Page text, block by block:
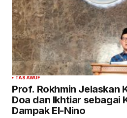
TASAWUF
Prof. Rokhmin Jelaskan
Doa dan Ikhtiar sebagai
Dampak El-Nino